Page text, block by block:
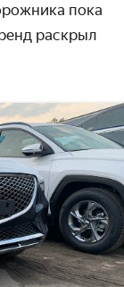
пока
раскрыл